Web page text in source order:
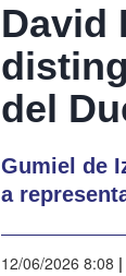
David
del
Gumiel de
a
12/06/2026 8:08 |